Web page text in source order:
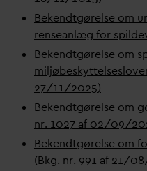
Bekendtgørelse om
renseanlæg for spilde
Bekendtgørelse om
27/11/2025)
Bekendtgørelse om
nr. 1027 af 02/09/
Bekendtgørelse om
(Bkg. nr. 991 af 21/